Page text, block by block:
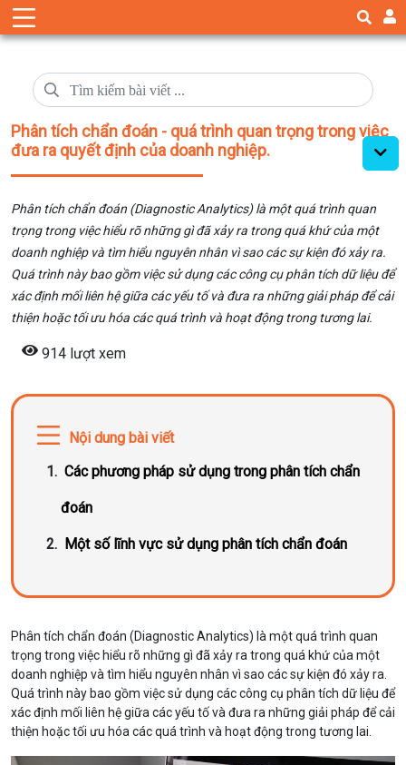
Phân tích chẩn đoán - quá trình quan trọng trong việc
đưa ra quyết định của doanh nghiệp.
Phân tích chẩn đoán (Diagnostic Analytics) là một quá trình quan
trọng trong việc hiểu rõ những gì đã xảy ra trong quá khứ của một
doanh nghiệp và tìm hiểu nguyên nhân vì sao các sự kiện đó xảy ra.
Quá trình này bao gồm việc sử dụng các công cụ phân tích dữ liệu để
xác định mối liên hệ giữa các yếu tố và đưa ra những giải pháp để cải
thiện hoặc tối ưu hóa các quá trình và hoạt động trong tương lai.
914 lượt xem
Nội dung bài viết
Các phương pháp sử dụng trong phân tích chẩn
đoán
Một số lĩnh vực sử dụng phân tích chẩn đoán
Phân tích chẩn đoán (Diagnostic Analytics) là một quá trình quan
trọng trong việc hiểu rõ những gì đã xảy ra trong quá khứ của một
doanh nghiệp và tìm hiểu nguyên nhân vì sao các sự kiện đó xảy ra.
Quá trình này bao gồm việc sử dụng các công cụ phân tích dữ liệu để
xác định mối liên hệ giữa các yếu tố và đưa ra những giải pháp để cải
thiện hoặc tối ưu hóa các quá trình và hoạt động trong tương lai.